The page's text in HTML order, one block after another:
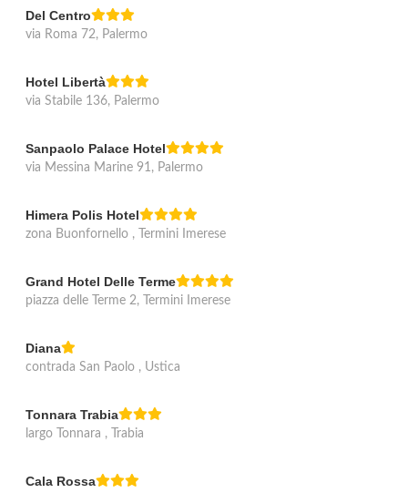
Del Centro
via Roma 72, Palermo
Hotel Libertà
via Stabile 136, Palermo
Sanpaolo Palace Hotel
via Messina Marine 91, Palermo
Himera Polis Hotel
zona Buonfornello , Termini Imerese
Grand Hotel Delle Terme
piazza delle Terme 2, Termini Imerese
Diana
contrada San Paolo , Ustica
Tonnara Trabia
largo Tonnara , Trabia
Cala Rossa